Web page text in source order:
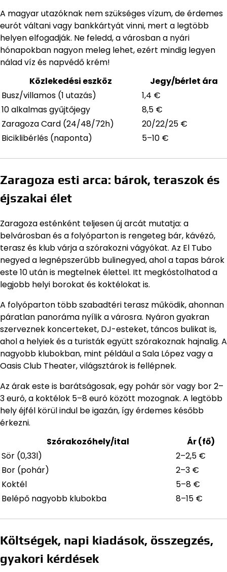
A magyar utazóknak nem szükséges vízum, de érdemes
eurót váltani vagy bankkártyát vinni, mert a legtöbb
helyen elfogadják. Ne feledd, a városban a nyári
hónapokban nagyon meleg lehet, ezért mindig legyen
nálad víz és napvédő krém!
Közlekedési eszköz
Jegy/bérlet ára
Busz/villamos (1 utazás)
1,4 €
10 alkalmas gyűjtőjegy
8,5 €
Zaragoza Card (24/48/72h)
20/22/25 €
Biciklibérlés (naponta)
5–10 €
Zaragoza esti arca: bárok, teraszok és
éjszakai élet
Zaragoza esténként teljesen új arcát mutatja: a
belvárosban és a folyóparton is rengeteg bár, kávézó,
terasz és klub várja a szórakozni vágyókat. Az El Tubo
negyed a legnépszerűbb bulinegyed, ahol a tapas bárok
este 10 után is megtelnek élettel. Itt megkóstolhatod a
legjobb helyi borokat és koktélokat is.
A folyóparton több szabadtéri terasz működik, ahonnan
páratlan panoráma nyílik a városra. Nyáron gyakran
szerveznek koncerteket, DJ-esteket, táncos bulikat is,
ahol a helyiek és a turisták együtt szórakoznak hajnalig. A
nagyobb klubokban, mint például a Sala López vagy a
Oasis Club Theater, világsztárok is fellépnek.
Az árak este is barátságosak, egy pohár sör vagy bor 2–
3 euró, a koktélok 5–8 euró között mozognak. A legtöbb
hely éjfél körül indul be igazán, így érdemes később
érkezni.
Szórakozóhely/ital
Ár (fő)
Sör (0,33l)
2–2,5 €
Bor (pohár)
2–3 €
Koktél
5–8 €
Belépő nagyobb klubokba
8–15 €
Költségek, napi kiadások, összegzés,
gyakori kérdések